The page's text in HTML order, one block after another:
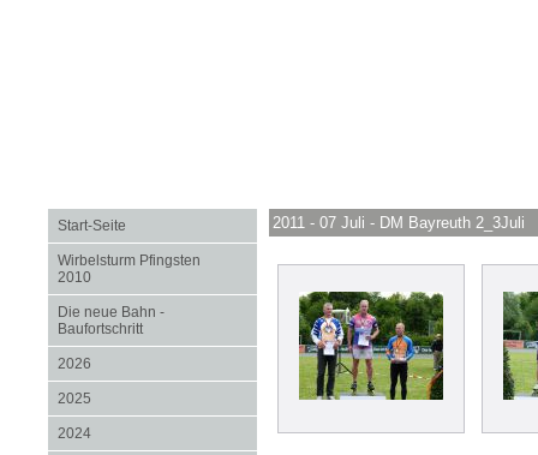
Start-Seite
Wirbelsturm Pfingsten
2010
Die neue Bahn -
Baufortschritt
2026
2025
2024
2011 - 07 Juli - DM Bayreuth 2_3Juli